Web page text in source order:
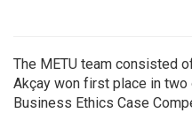
The METU team consisted
Akçay won first place in
Business Ethics Case